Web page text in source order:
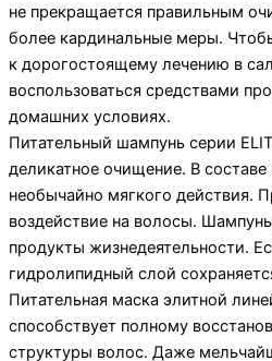
не прекращается правильным
более кардинальные меры.
к дорогостоящему лечению в
воспользоваться средствами
домашних условиях.
Питательный шампунь серии
деликатное очищение. В
необычайно мягкого действия.
воздействие на волосы.
продукты жизнедеятельности.
гидролипидный слой
Питательная маска элитной
способствует полному
структуры волос. Даже